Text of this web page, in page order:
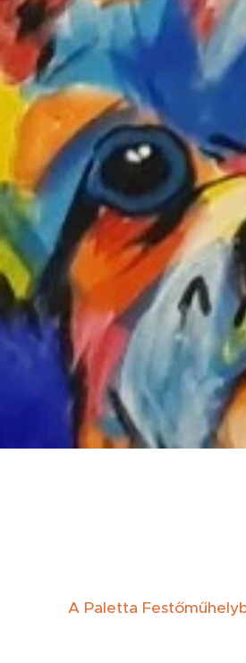
A Paletta